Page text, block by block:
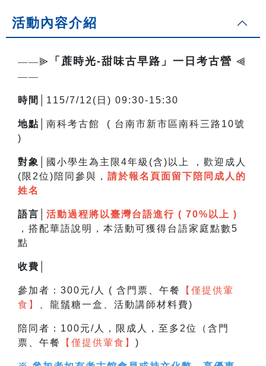
活動內容介紹
——⫸ 「蔗時光-甜味古早路」一日考古營 ⫷
——
時間│ 115/7/12(日) 09:30-15:30
地點│ 南科考古館 ( 台南市新市區南科三路10號
)
對象│ 國小學生為主限4年級(含)以上 ， 歡迎成人
(限2位)陪同參與， 請於報名頁面留下陪同成人的
姓名
語言│ 活動過程將以臺灣台語進行 ( 70%以上 )
，搭配華語說明， 本活動可獲得台語家庭點數5
點
收費│
參加者：300元/人 ( 含門票、午餐
【僅提供葷
食】
、龍鬚糖一盒、活動講師材料費)
陪同者：100元/人，限成人，至多2位（含門
票、午餐
【僅提供葷食】 )